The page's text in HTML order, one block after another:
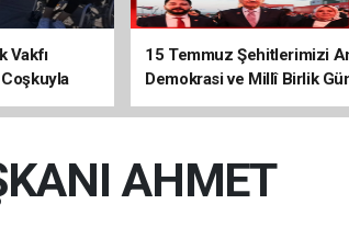
Vakfı
Coşkuyla
15 Temmuz Şehitlerimizi
Demokrasi ve Millî Birlik
Programına Yoğun Katılım
AHMET